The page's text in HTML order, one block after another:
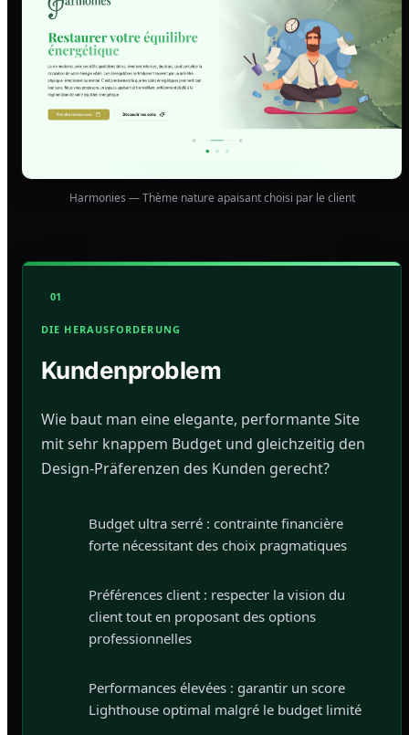
Harmonies — Thème nature apaisant choisi par le client
01
DIE HERAUSFORDERUNG
Kundenproblem
Wie baut man eine elegante, performante Site
mit sehr knappem Budget und gleichzeitig den
Design-Präferenzen des Kunden gerecht?
Budget ultra serré : contrainte financière
forte nécessitant des choix pragmatiques
Préférences client : respecter la vision du
client tout en proposant des options
professionnelles
Performances élevées : garantir un score
Lighthouse optimal malgré le budget limité